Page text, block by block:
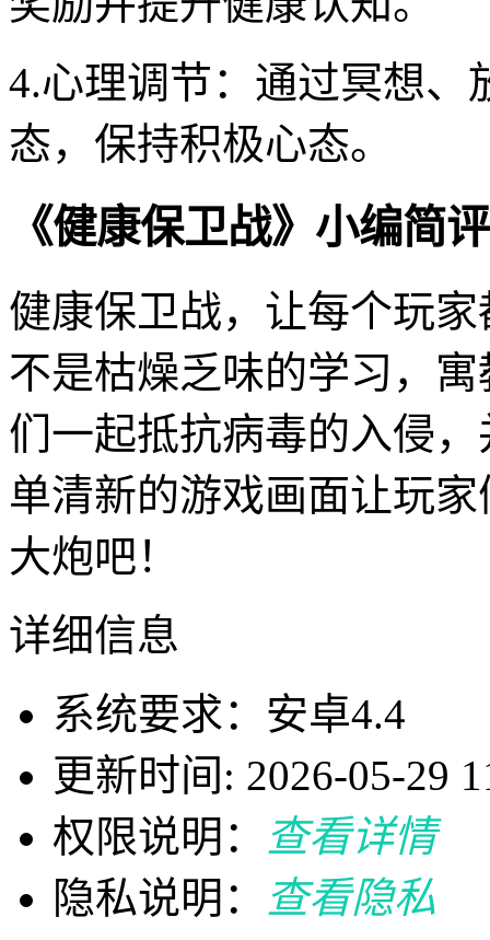
4.心理调节：通过冥想、
态，保持积极心态。
《健康保卫战》小编简
健康保卫战，让每个玩
不是枯燥乏味的学习，
们一起抵抗病毒的入侵
单清新的游戏画面让玩
大炮吧！
详细信息
系统要求：安卓4.4
更新时间: 2026-05-29
权限说明：
查看详情
隐私说明：
查看隐私